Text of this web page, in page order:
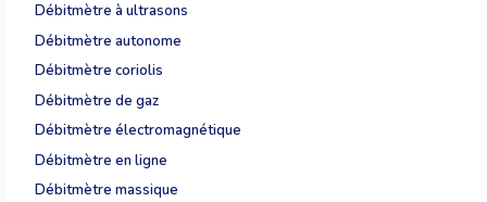
Débitmètre à ultrasons
Débitmètre autonome
Débitmètre coriolis
Débitmètre de gaz
Débitmètre électromagnétique
Débitmètre en ligne
Débitmètre massique